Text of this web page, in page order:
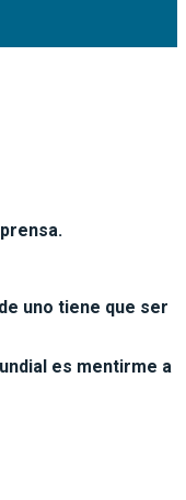
uno tiene que ser
es mentirme a